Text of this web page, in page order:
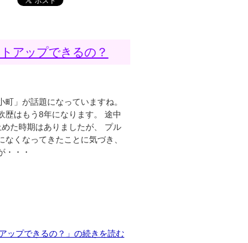
アップできるの？
町」が話題になっていますね。
歴はもう8年になります。 途中
た時期はありましたが、 プル
なくなってきたことに気づき、
・・・
ップできるの？」の続きを読む